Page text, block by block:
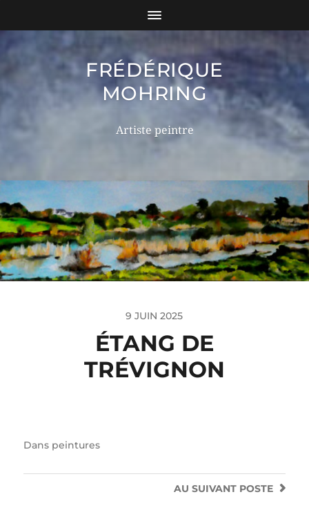
FRÉDÉRIQUE
MOHRING
Artiste peintre
9 JUIN 2025
ÉTANG DE
TRÉVIGNON
Dans peintures
AU SUIVANT POSTE